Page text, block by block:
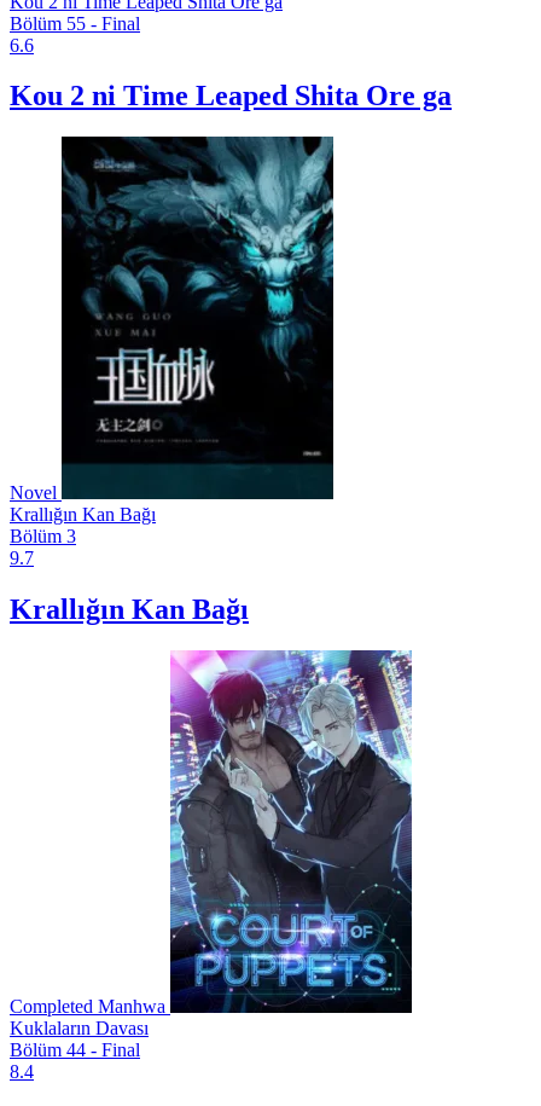
Bölüm 55 - Final
6.6
Kou 2 ni Time Leaped Shita Ore ga
Novel
Krallığın Kan Bağı
Bölüm 3
9.7
Krallığın Kan Bağı
Completed Manhwa
Kuklaların Davası
Bölüm 44 - Final
8.4